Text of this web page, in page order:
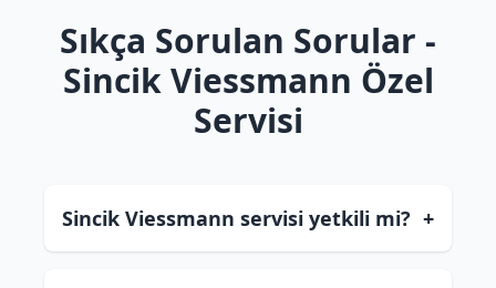
Sıkça Sorulan Sorular -
Sincik Viessmann Özel
Servisi
Sincik Viessmann servisi yetkili mi? +